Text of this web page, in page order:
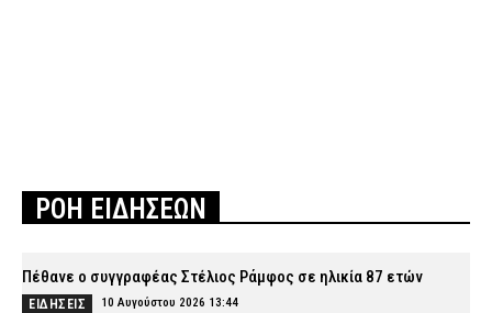
ΡΟΗ ΕΙΔΗΣΕΩΝ
Πέθανε ο συγγραφέας Στέλιος Ράμφος σε ηλικία 87 ετών
ΕΙΔΗΣΕΙΣ 10 Αυγούστου 2026 13:44